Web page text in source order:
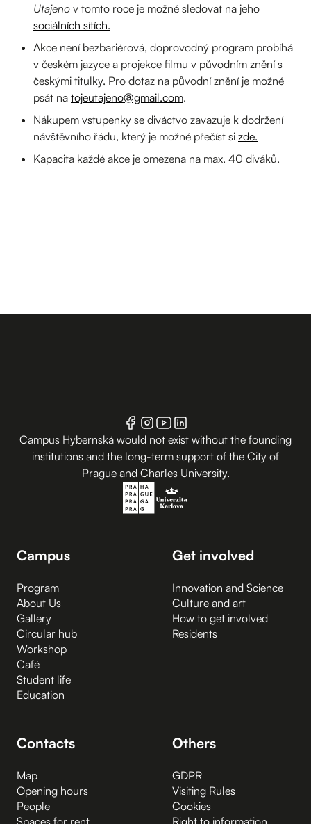
Utajeno v tomto roce je možné sledovat na jeho
sociálních sítích.
Akce není bezbariérová, doprovodný program probíhá
v českém jazyce a projekce filmu v původním znění s
českými titulky. Pro dotaz na původní znění je možné
psát na tojeutajeno@gmail.com.
Nákupem vstupenky se diváctvo zavazuje k dodržení
návštěvního řádu, který je možné přečíst si zde.
Kapacita každé akce je omezena na max. 40 diváků.
Campus Hybernská would not exist without the founding
institutions and the long-term support of the City of
Prague and Charles University.
Campus
Program
About Us
Gallery
Circular hub
Workshop
Café
Student life
Education
Get involved
Innovation and Science
Culture and art
How to get involved
Residents
Contacts
Map
Opening hours
People
Others
GDPR
Visiting Rules
Cookies